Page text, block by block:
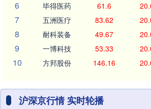
6 毕得医药 61.6
7 五洲医疗 83.62
8 耐科装备 49.67
9 一博科技 53.33
10 方邦股份 146.16
沪深京行情 实时轮播